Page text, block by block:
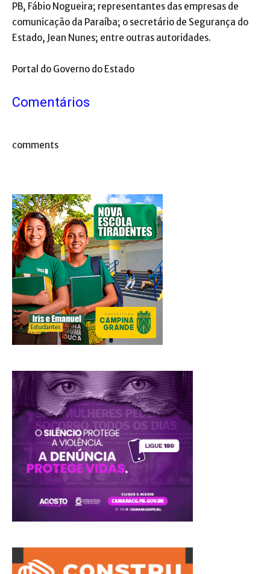
PB, Fábio Nogueira; representantes das empresas de
comunicação da Paraíba; o secretário de Segurança do
Estado, Jean Nunes; entre outras autoridades.
Portal do Governo do Estado
Comentários
comments